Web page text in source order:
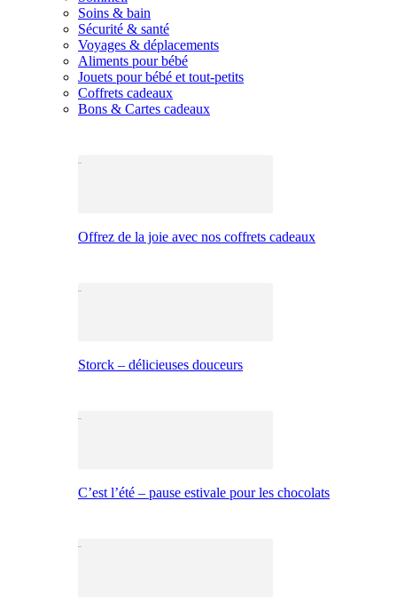
Soins & bain
Sécurité & santé
Voyages & déplacements
Aliments pour bébé
Jouets pour bébé et tout-petits
Coffrets cadeaux
Bons & Cartes cadeaux
Offrez de la joie avec nos coffrets cadeaux
Storck – délicieuses douceurs
C’est l’été – pause estivale pour les chocolats